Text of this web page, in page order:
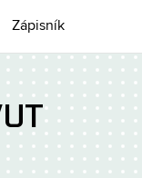
Zápisník